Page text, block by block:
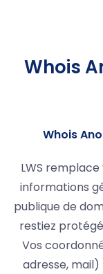
Whois
Whois
LWS
informations
publique de
restiez
Vos
adresse,